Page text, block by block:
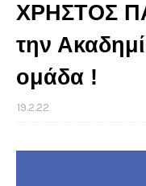
ΧΡΗΣΤΟΣ
την
ομάδα !
19.2.22